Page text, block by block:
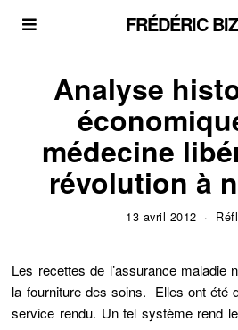
FRÉDÉRIC
Analyse
médecine
révolution à
13 avril 2012
Les recettes de l’assurance maladie
la fourniture des soins. Elles ont été
service rendu. Un tel système rend